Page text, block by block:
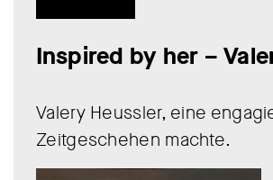
Inspired by her –
Valery Heussler, eine
Zeitgeschehen machte.